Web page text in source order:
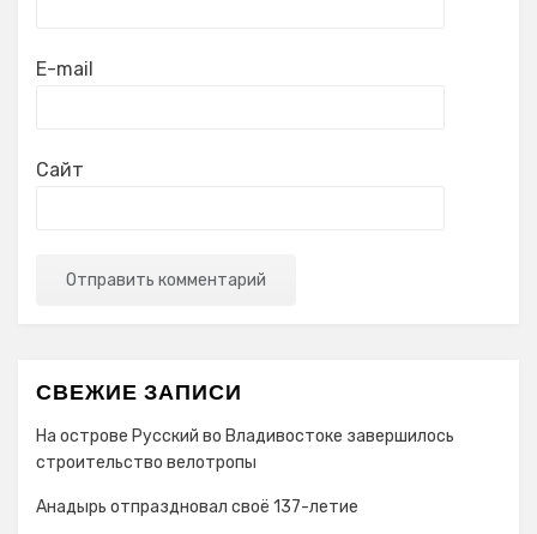
E-mail
Сайт
СВЕЖИЕ ЗАПИСИ
На острове Русский во Владивостоке завершилось
строительство велотропы
Анадырь отпраздновал своё 137-летие